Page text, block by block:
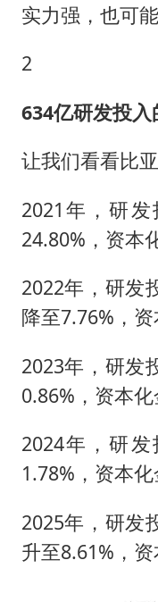
实力强，也可
2
634亿研发投入
让我们看看比
2021年，研
24.80%，资本
2022年，研发
降至7.76%，资
2023年，研发
0.86%，资本化
2024年，研
1.78%，资本化
2025年，研发
升至8.61%，资